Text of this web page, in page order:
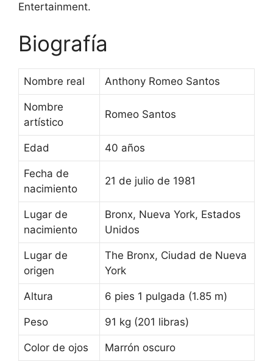
Entertainment.
Biografía
Nombre real Anthony Romeo Santos
Nombre
artístico
Romeo Santos
Edad 40 años
Fecha de
nacimiento
21 de julio de 1981
Lugar de
nacimiento
Bronx, Nueva York, Estados
Unidos
Lugar de
origen
The Bronx, Ciudad de Nueva
York
Altura 6 pies 1 pulgada (1.85 m)
Peso 91 kg (201 libras)
Color de ojos Marrón oscuro